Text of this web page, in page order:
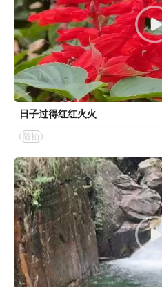
日子过得红红火火
随拍